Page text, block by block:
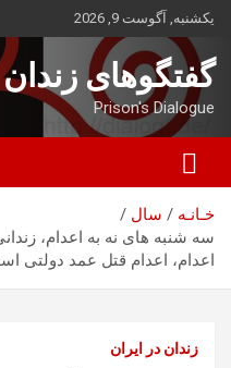
بروید
یکشنبه, آگوست 9, 2026
گفتگوهای زندان
Prison's Dialogue
خـانـه
سال
سه شنبه های نه به اعدام،
اعدام، اعدام قتل عمد دولتی
زندان در ایران